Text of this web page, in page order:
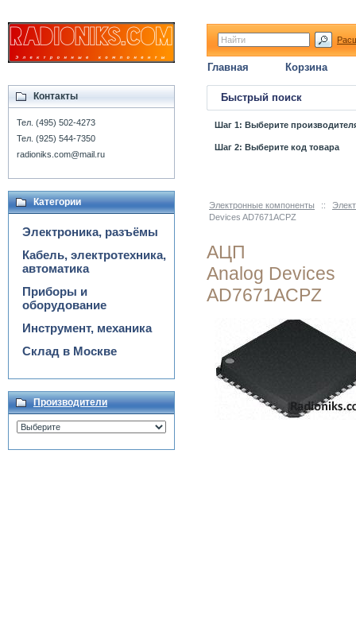
Быстрый поиск
Шаг 1: Выберите
Шаг 2: Выберите код товара
Электронные компоненты ::
Devices AD7671ACPZ
АЦП
Analog Devices
AD7671ACPZ
Контакты
Тел. (495) 502-4273
Тел. (925) 544-7350
radioniks.com@mail.ru
Категории
Электроника, разъёмы
Кабель, электротехника,
автоматика
Приборы и
оборудование
Инструмент, механика
Склад в Москве
Производители
Главная Корзина